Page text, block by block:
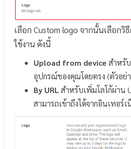
เลือก Custom logo จากนั้นเลือกวิ
ใช้งาน ดังนี้
Upload from device สำหรั
อุปกรณ์ของคุณโดยตรง (ตัวอย่
By URLสำหรับเพิ่มโลโก้ผ่าน
สามารถเข้าถึงได้จากอินเทอร์เ